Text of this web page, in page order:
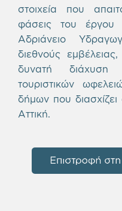
στοιχεία που
φάσεις του έργου
Αδριάνειο
διεθνούς
δυνατή διάχυση
τουριστικών
δήμων που
Αττική.